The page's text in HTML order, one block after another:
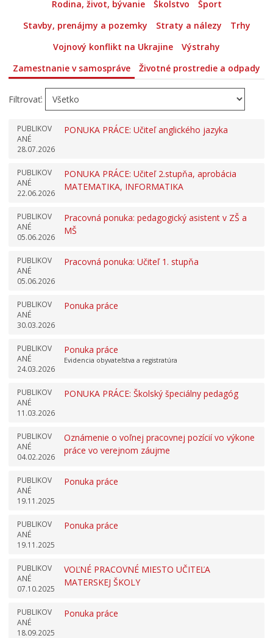
Rodina, život, bývanie
Školstvo
Šport
Stavby, prenájmy a pozemky
Straty a nálezy
Trhy
Vojnový konflikt na Ukrajine
Výstrahy
Zamestnanie v samospráve
Životné prostredie a odpady
Filtrovať:
PUBLIKOV
ANÉ
28.07.2026
PONUKA PRÁCE: Učiteľ anglického jazyka
PUBLIKOV
ANÉ
22.06.2026
PONUKA PRÁCE: Učiteľ 2.stupňa, aprobácia
MATEMATIKA, INFORMATIKA
PUBLIKOV
ANÉ
05.06.2026
Pracovná ponuka: pedagogický asistent v ZŠ a
MŠ
PUBLIKOV
ANÉ
05.06.2026
Pracovná ponuka: Učiteľ 1. stupňa
PUBLIKOV
ANÉ
30.03.2026
Ponuka práce
PUBLIKOV
ANÉ
24.03.2026
Ponuka práce
Evidencia obyvateľstva a registratúra
PUBLIKOV
ANÉ
11.03.2026
PONUKA PRÁCE: Školský špeciálny pedagóg
PUBLIKOV
ANÉ
04.02.2026
Oznámenie o voľnej pracovnej pozícií vo výkone
práce vo verejnom záujme
PUBLIKOV
ANÉ
19.11.2025
Ponuka práce
PUBLIKOV
ANÉ
19.11.2025
Ponuka práce
PUBLIKOV
ANÉ
07.10.2025
VOĽNÉ PRACOVNÉ MIESTO UČITEĽA
MATERSKEJ ŠKOLY
PUBLIKOV
ANÉ
18.09.2025
Ponuka práce